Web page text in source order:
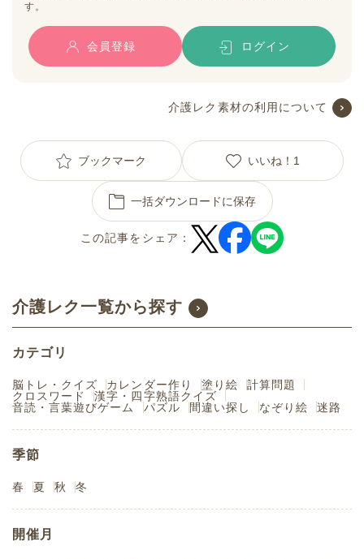
す。
会員登録 ログイン
介護レク素材の利用について
ブックマーク いいね！ 1
一括ダウンロードに保存
この記事をシェア：
介護レク一覧から探す
カテゴリ
脳トレ・クイズ カレンダー作り 塗り絵
計算問題
クロスワード
漢字・四字熟語クイズ
音読・言葉遊びゲーム
パズル 間違い探し なぞり絵 迷路
季節
春 夏 秋 冬
開催月